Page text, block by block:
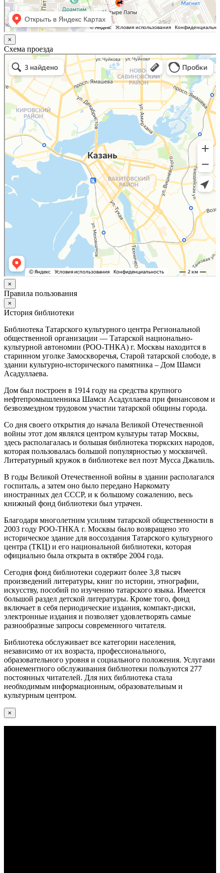
×
Схема проезда
Казань
Малый Татарский переулок, 8 на карте Москвы, ближайшее метро Новокузнецкая —
Яндекс.Карты
×
Правила пользования
×
История библиотеки
Библиотека Татарского культурного центра Региональной
общественной организации — Татарской национально-
культурной автономии (РОО-ТНКА) г. Москвы находится в
старинном уголке Замоскворечья, Старой татарской слободе, в
здании культурно-исторического памятника – Дом Шамси
Асадуллаева.
Дом был построен в 1914 году на средства крупного
нефтепромышленника Шамси Асадуллаева при финансовом и
безвозмездном трудовом участии татарской общины города.
Со дня своего открытия до начала Великой Отечественной
войны этот дом являлся центром культуры татар Москвы,
здесь располагалась и большая библиотека тюркских народов,
которая пользовалась большой популярностью у москвичей.
Литературный кружок в библиотеке вел поэт Мусса Джалиль.
В годы Великой Отечественной войны в здании располагался
госпиталь, а затем оно было передано Наркомату
иностранных дел СССР, и к большому сожалению, весь
книжный фонд библиотеки был утрачен.
Благодаря многолетним усилиям татарской общественности в
2003 году РОО-ТНКА г. Москвы было возвращено это
историческое здание для воссоздания Татарского культурного
центра (ТКЦ) и его национальной библиотеки, которая
официально была открыта в октябре 2004 года.
Сегодня фонд библиотеки содержит более 3,8 тысяч
произведений литературы, книг по истории, этнографии,
искусству, пособий по изучению татарского языка. Имеется
большой раздел детской литературы. Кроме того, фонд
включает в себя периодические издания, компакт-диски,
электронные издания и позволяет удовлетворять самые
разнообразные запросы современного читателя.
Библиотека обслуживает все категории населения,
независимо от их возраста, профессионального,
образовательного уровня и социального положения. Услугами
абонементного обслуживания библиотеки пользуются 277
постоянных читателей. Для них библиотека стала
необходимым информационным, образовательным и
культурным центром.
×